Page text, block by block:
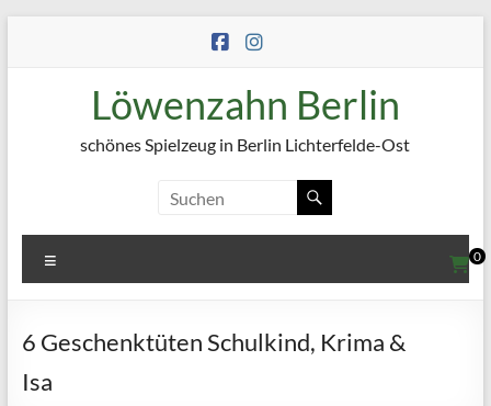
Löwenzahn Berlin
schönes Spielzeug in Berlin Lichterfelde-Ost
0
6 Geschenktüten Schulkind, Krima &
Isa